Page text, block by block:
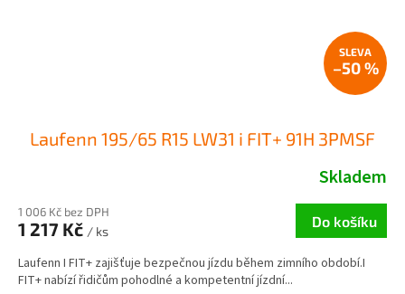
–50 %
Laufenn 195/65 R15 LW31 i FIT+ 91H 3PMSF
Skladem
1 006 Kč bez DPH
1 217 Kč / ks
Do košíku
Laufenn I FIT+ zajišťuje bezpečnou jízdu během zimního období.I
FIT+ nabízí řidičům pohodlné a kompetentní jízdní...